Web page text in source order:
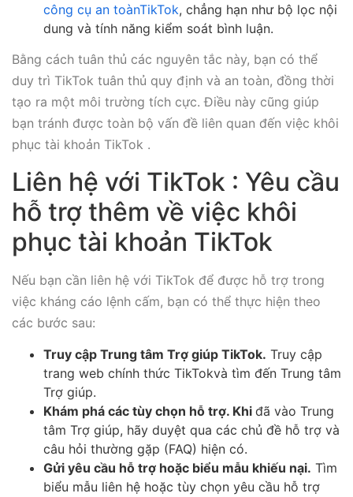
công cụ an toànTikTok, chẳng hạn như bộ lọc nội
dung và tính năng kiểm soát bình luận.
Bằng cách tuân thủ các nguyên tắc này, bạn có thể
duy trì TikTok tuân thủ quy định và an toàn, đồng thời
tạo ra một môi trường tích cực. Điều này cũng giúp
bạn tránh được toàn bộ vấn đề liên quan đến việc khôi
phục tài khoản TikTok .
Liên hệ với TikTok : Yêu cầu
hỗ trợ thêm về việc khôi
phục tài khoản TikTok
Nếu bạn cần liên hệ với TikTok để được hỗ trợ trong
việc kháng cáo lệnh cấm, bạn có thể thực hiện theo
các bước sau:
Truy cập Trung tâm Trợ giúp TikTok. Truy cập
trang web chính thức TikTokvà tìm đến Trung tâm
Trợ giúp.
Khám phá các tùy chọn hỗ trợ. Khi đã vào Trung
tâm Trợ giúp, hãy duyệt qua các chủ đề hỗ trợ và
câu hỏi thường gặp (FAQ) hiện có.
Gửi yêu cầu hỗ trợ hoặc biểu mẫu khiếu nại. Tìm
biểu mẫu liên hệ hoặc tùy chọn yêu cầu hỗ trợ